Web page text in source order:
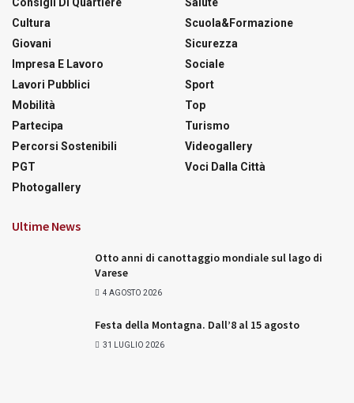
Cultura
Giovani
Impresa E Lavoro
Lavori Pubblici
Mobilità
Partecipa
Percorsi Sostenibili
PGT
Photogallery
Scuola&Formazione
Sicurezza
Sociale
Sport
Top
Turismo
Videogallery
Voci Dalla Città
Ultime News
Otto anni di canottaggio mondiale sul lago di
Varese
4 AGOSTO 2026
Festa della Montagna. Dall’8 al 15 agosto
31 LUGLIO 2026